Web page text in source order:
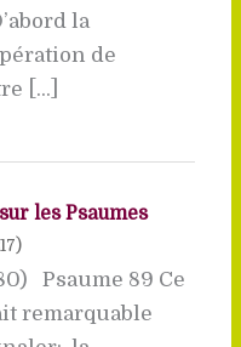
la
de
[...]
les Psaumes
Psaume 89 Ce
remarquable